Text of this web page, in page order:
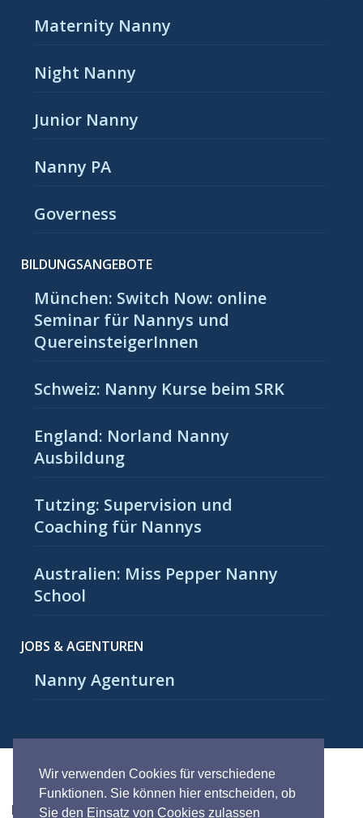
Wir verwenden Cookies für verschiedene
Funktionen. Sie können hier entscheiden, ob
Sie den Einsatz von Cookies zulassen
Maternity Nanny
Night Nanny
Junior Nanny
Nanny PA
Governess
BILDUNGSANGEBOTE
München: Switch Now: online
Seminar für Nannys und
QuereinsteigerInnen
Schweiz: Nanny Kurse beim SRK
England: Norland Nanny
Ausbildung
Tutzing: Supervision und
Coaching für Nannys
Australien: Miss Pepper Nanny
School
JOBS & AGENTUREN
Nanny Agenturen
INFORMATION FÜR NANNYAGENTUREN